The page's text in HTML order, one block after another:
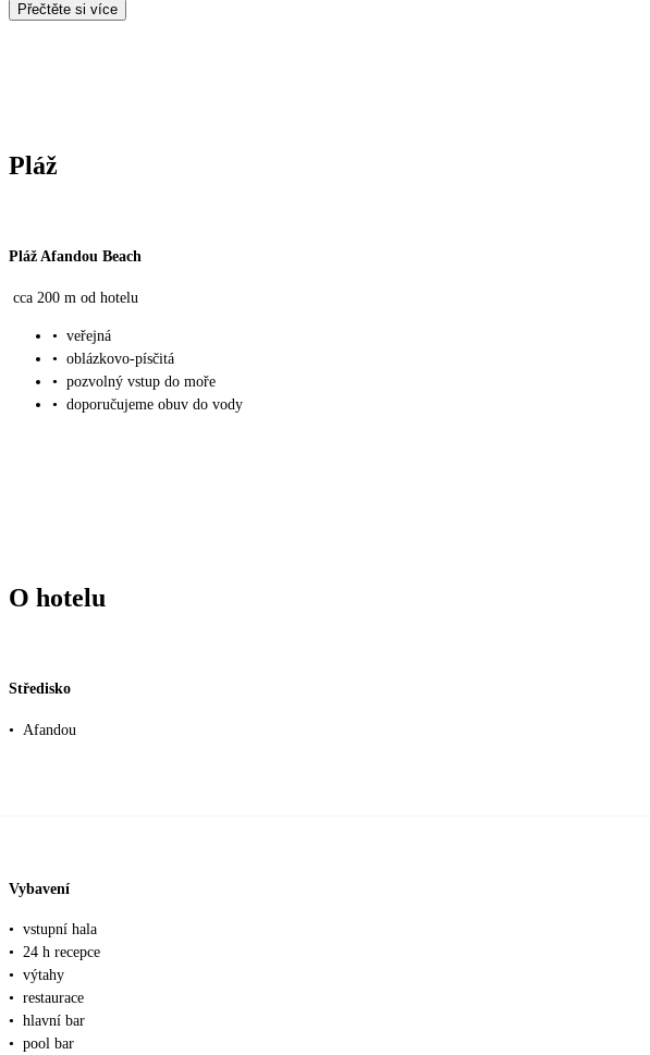
Přečtěte si více
Pláž
Pláž Afandou Beach
cca 200 m od hotelu
• veřejná
• oblázkovo-písčitá
• pozvolný vstup do moře
• doporučujeme obuv do vody
O hotelu
Středisko
• Afandou
Vybavení
• vstupní hala
• 24 h recepce
• výtahy
• restaurace
• hlavní bar
• pool bar